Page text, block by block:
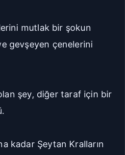
mutlak bir şokun
gevşeyen çenelerini
şey, diğer taraf için bir
kadar Şeytan Kralların